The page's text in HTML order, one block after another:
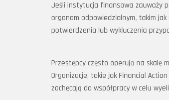
Jeśli instytucja finansowa zauważy
organom odpowiedzialnym, takim
potwierdzenia lub wykluczenia
Przestępcy często operują na skalę
Organizacje, takie jak Financial
zachęcają do współpracy w celu